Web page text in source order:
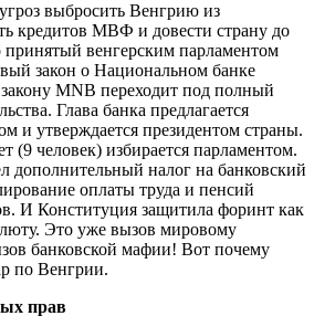
выбросить Венгрию из
кредитов МВФ и довести страну до
принятый венгерским парламентом
закон о Национальном банке
MNB переходит под полный
Глава банка предлагается
и утверждается президентом страны.
(9 человек) избирается парламентом.
дополнительный налог на банковский
оплаты труда и пенсий
И Конституция защитила форинт как
Это уже вызов мировому
банковской мафии! Вот почему
по Венгрии.
прав